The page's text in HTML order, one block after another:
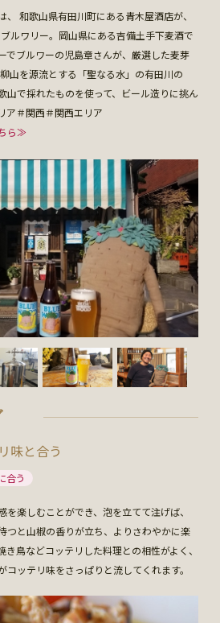
和歌山県有田川町にある青木屋酒店が、
ルワリー。岡山県にある吉備土手下麦酒で
でブルワーの児島章さんが、厳選した麦芽
山を源流とする「聖なる水」の有田川の
山で採れたものを使って、ビール造りに挑ん
ア＃関西＃関西エリア
ら≫
味と合う
合う
楽しむことができ、泡を立てて注げば、
つと山椒の香りが立ち、よりさわやかに楽
き鳥などコッテリした料理との相性がよく、
ッテリ味をさっぱりと流してくれます。